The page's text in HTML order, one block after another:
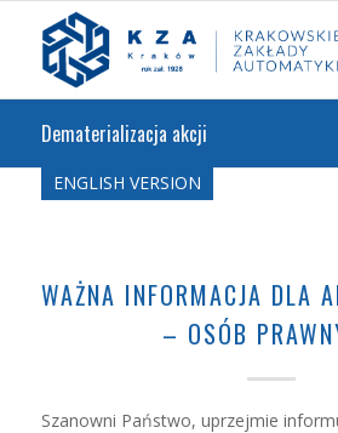
Dematerializacja akcji
ENGLISH VERSION
WAŻNA INFORMACJA DLA
– OSÓB
Szanowni Państwo, uprzejmie